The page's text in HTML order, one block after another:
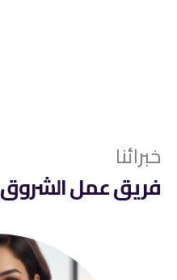
خبرائنا
فريق عمل الشروق